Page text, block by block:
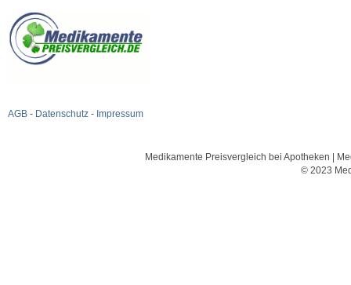
AGB - Datenschutz - Impressum
Medikamente Preisvergleich bei Apotheken |
© 2023